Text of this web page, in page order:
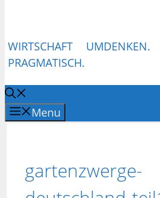
WIRTSCHAFT
PRAGMATISCH.
Menu
gartenzwerge-